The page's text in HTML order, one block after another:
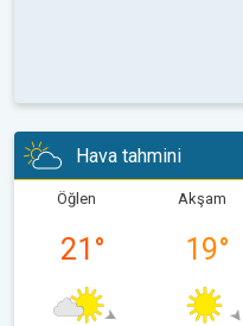
Hava tahmini
Öğlen
21 °
Akşam
19°